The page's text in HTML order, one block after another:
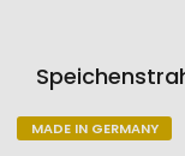
Zum
MADE IN GERMANY